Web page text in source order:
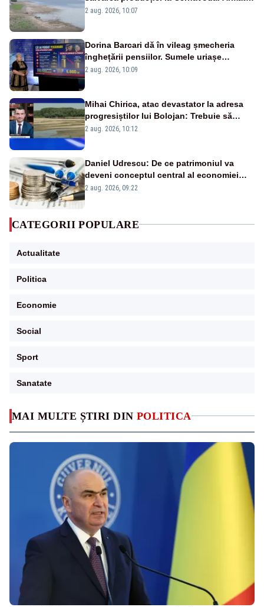
MAI MULTE ȘTIRI DIN POLITICA
va detona o stâncă și va devia apa
2 aug. 2026, 10:07
Dorina Barcari dă în vileag șmecheria
înghețării pensiilor. Sumele uriașe
pierdute de fiecare român
2 aug. 2026, 10:09
Mihai Chirica, atac devastator la adresa
progresiștilor lui Bolojan: Trebuie să
protejăm și natura, dar nu șținem omaneii
2 aug. 2026, 10:12
Daniel Udrescu: De ce patrimoniul va
deveni conceptul central al economiei
viitoare?
2 aug. 2026, 09:22
CATEGORII POPULARE
Actualitate
Politica
Economie
Social
Sport
Sanatate